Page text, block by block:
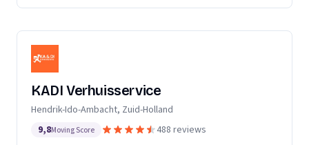
KADI Verhuisservice
Hendrik-Ido-Ambacht, Zuid-Holland
9,8Moving Score 488 reviews